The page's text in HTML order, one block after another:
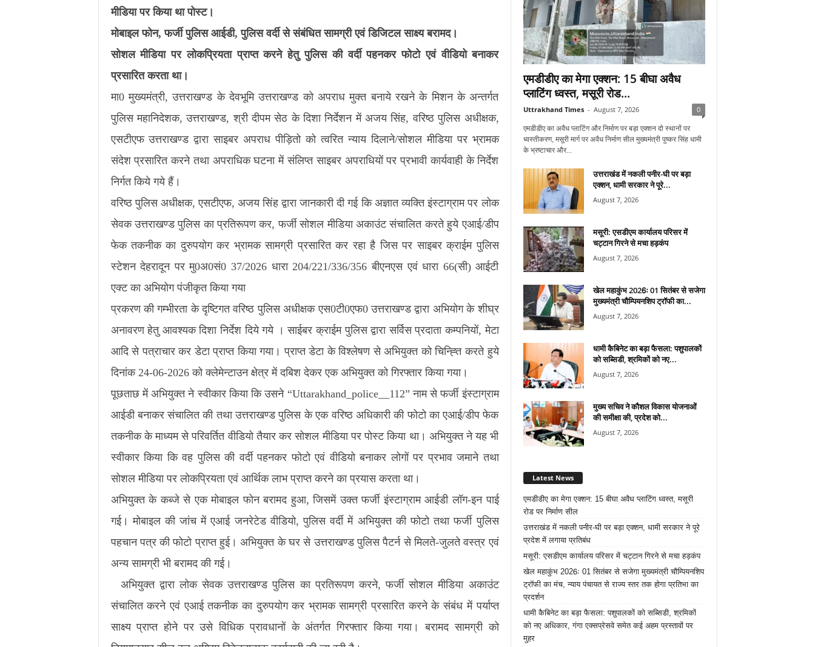
मीडिया पर किया था पोस्ट।
मोबाइल फोन, फर्जी पुलिस आईडी, पुलिस वर्दी से संबंधित सामग्री एवं डिजिटल साक्ष्य बरामद।
सोशल मीडिया पर लोकप्रियता प्राप्त करने हेतु पुलिस की वर्दी पहनकर फोटो एवं वीडियो बनाकर
प्रसारित करता था।
मा0 मुख्यमंत्री, उत्तराखण्ड के देवभूमि उत्तराखण्ड को अपराध मुक्त बनाये रखने के मिशन के अन्तर्गत
पुलिस महानिदेशक, उत्तराखण्ड, श्री दीपम सेठ के दिशा निर्देशन में अजय सिंह, वरिष्ठ पुलिस अधीक्षक,
एसटीएफ उत्तराखण्ड द्वारा साइबर अपराध पीड़ितो को त्वरित न्याय दिलाने/सोशल मीडिया पर भ्रामक
संदेश प्रसारित करने तथा अपराधिक घटना में संलिप्त साइबर अपराधियों पर प्रभावी कार्यवाही के निर्देश
निर्गत किये गये हैं।
वरिष्ठ पुलिस अधीक्षक, एसटीएफ, अजय सिंह द्वारा जानकारी दी गई कि अज्ञात व्यक्ति इंस्टाग्राम पर लोक
सेवक उत्तराखण्ड पुलिस का प्रतिरूपण कर, फर्जी सोशल मीडिया अकाउंट संचालित करते हुये एआई/डीप
फेक तकनीक का दुरुपयोग कर भ्रामक सामग्री प्रसारित कर रहा है जिस पर साइबर क्राईम पुलिस
स्टेशन देहरादून पर मु0अ0सं0 37/2026 धारा 204/221/336/356 बीएनएस एवं धारा 66(सी) आईटी
एक्ट का अभियोग पंजीकृत किया गया
प्रकरण की गम्भीरता के दृष्टिगत वरिष्ठ पुलिस अधीक्षक एस0टी0एफ0 उत्तराखण्ड द्वारा अभियोग के शीघ्र
अनावरण हेतु आवश्यक दिशा निर्देश दिये गये । साईबर क्राईम पुलिस द्वारा सर्विस प्रदाता कम्पनियों, मेटा
आदि से पत्राचार कर डेटा प्राप्त किया गया। प्राप्त डेटा के विश्लेषण से अभियुक्त को चिन्ह्ति करते हुये
दिनांक 24-06-2026 को क्लेमेन्टाउन क्षेत्र में दबिश देकर एक अभियुक्त को गिरफ्तार किया गया।
पूछताछ में अभियुक्त ने स्वीकार किया कि उसने “Uttarakhand_police__112” नाम से फर्जी इंस्टाग्राम
आईडी बनाकर संचालित की तथा उत्तराखण्ड पुलिस के एक वरिष्ठ अधिकारी की फोटो का एआई/डीप फेक
तकनीक के माध्यम से परिवर्तित वीडियो तैयार कर सोशल मीडिया पर पोस्ट किया था। अभियुक्त ने यह भी
स्वीकार किया कि वह पुलिस की वर्दी पहनकर फोटो एवं वीडियो बनाकर लोगों पर प्रभाव जमाने तथा
सोशल मीडिया पर लोकप्रियता एवं आर्थिक लाभ प्राप्त करने का प्रयास करता था।
अभियुक्त के कब्जे से एक मोबाइल फोन बरामद हुआ, जिसमें उक्त फर्जी इंस्टाग्राम आईडी लॉग-इन पाई
गई। मोबाइल की जांच में एआई जनरेटेड वीडियो, पुलिस वर्दी में अभियुक्त की फोटो तथा फर्जी पुलिस
पहचान पत्र की फोटो प्राप्त हुई। अभियुक्त के घर से उत्तराखण्ड पुलिस पैटर्न से मिलते-जुलते वस्त्र एवं
अन्य सामग्री भी बरामद की गई।
अभियुक्त द्वारा लोक सेवक उत्तराखण्ड पुलिस का प्रतिरूपण करने, फर्जी सोशल मीडिया अकाउंट
संचालित करने एवं एआई तकनीक का दुरुपयोग कर भ्रामक सामग्री प्रसारित करने के संबंध में पर्याप्त
साक्ष्य प्राप्त होने पर उसे विधिक प्रावधानों के अंतर्गत गिरफ्तार किया गया। बरामद सामग्री को
एमडीडीए का मेगा एक्शन: 15 बीघा अवैध
प्लाटिंग ध्वस्त, मसूरी रोड...
Uttrakhand Times - August 7, 2026 0
एमडीडीए का अवैध प्लाटिंग और निर्माण पर बड़ा एक्शन दो स्थानों पर
ध्वस्तीकरण, मसूरी मार्ग पर अवैध निर्माण सील मुख्यमंत्री पुष्कर सिंह धामी
के भ्रष्टाचार और...
उत्तराखंड में नकली पनीर-घी पर बड़ा
एक्शन, धामी सरकार ने पूरे...
August 7, 2026
मसूरी: एसडीएम कार्यालय परिसर में
चट्टान गिरने से मचा हड़कंप
August 7, 2026
खेल महाकुंभ 2026ः 01 सितंबर से सजेगा
मुख्यमंत्री चौम्पियनशिप ट्रॉफी का...
August 7, 2026
धामी कैबिनेट का बड़ा फैसला: पशुपालकों
को सब्सिडी, श्रमिकों को नए...
August 7, 2026
मुख्य सचिव ने कौशल विकास योजनाओं
की समीक्षा की, प्रदेश को...
August 7, 2026
Latest News
एमडीडीए का मेगा एक्शन: 15 बीघा अवैध प्लाटिंग ध्वस्त, मसूरी
रोड पर निर्माण सील
उत्तराखंड में नकली पनीर-घी पर बड़ा एक्शन, धामी सरकार ने पूरे
प्रदेश में लगाया प्रतिबंध
मसूरी: एसडीएम कार्यालय परिसर में चट्टान गिरने से मचा हड़कंप
खेल महाकुंभ 2026ः 01 सितंबर से सजेगा मुख्यमंत्री चौम्पियनशिप
ट्रॉफी का मंच, न्याय पंचायत से राज्य स्तर तक होगा प्रतिभा का
प्रदर्शन
धामी कैबिनेट का बड़ा फैसला: पशुपालकों को सब्सिडी, श्रमिकों
को नए अधिकार, गंगा एक्सप्रेसवे समेत कई अहम प्रस्तावों पर
मुहर